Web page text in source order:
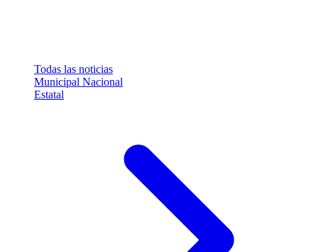
Todas las noticias
Municipal Nacional
Estatal